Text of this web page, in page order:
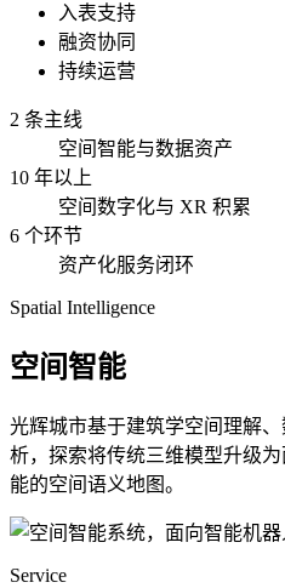
入表支持
融资协同
持续运营
2 条主线
空间智能与数据资产
10 年以上
空间数字化与 XR 积累
6 个环节
资产化服务闭环
Spatial Intelligence
空间智能
光辉城市基于建筑学空间理解
析，探索将传统三维模型升级
能的空间语义地图。
Service